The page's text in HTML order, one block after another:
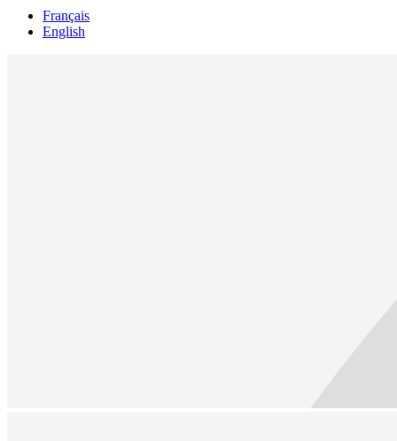
Français
English